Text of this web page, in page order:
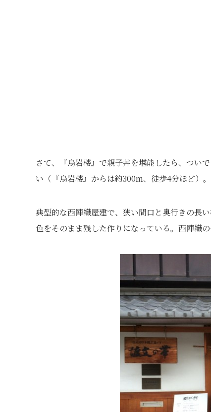
さて、『鳥岩楼』で親子丼を堪能したら、つい
い（『鳥岩楼』からは約300m、徒歩4分ほど）。
典型的な西陣織屋建で、狭い間口と奥行きの長
色をそのまま残した作りになっている。西陣織の